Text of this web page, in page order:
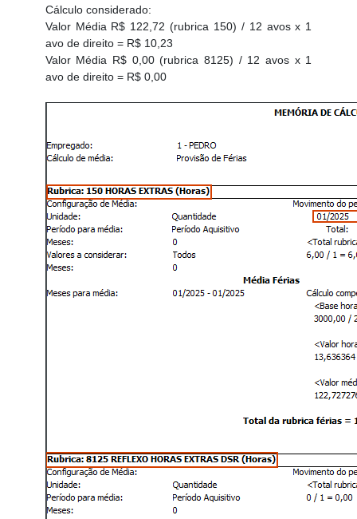
Cálculo considerado:
Valor Média R$ 122,72 (rubrica 150) / 12 avos x 1
avo de direito = R$ 10,23
Valor Média R$ 0,00 (rubrica 8125) / 12 avos x 1
avo de direito = R$ 0,00